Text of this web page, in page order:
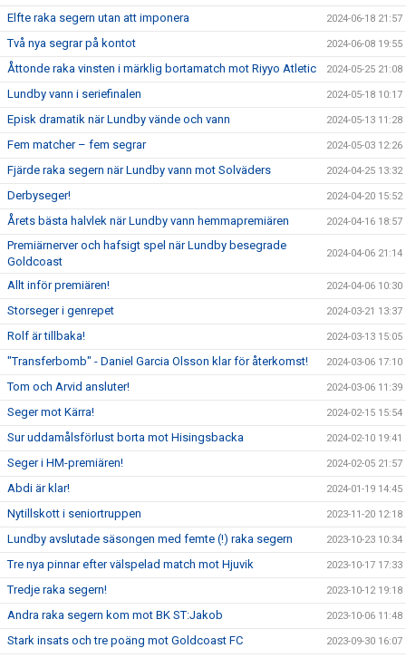
Elfte raka segern utan att imponera 2024-06-18 21:57
Två nya segrar på kontot 2024-06-08 19:55
Åttonde raka vinsten i märklig bortamatch mot Riyyo Atletic 2024-05-25 21:08
Lundby vann i seriefinalen 2024-05-18 10:17
Episk dramatik när Lundby vände och vann 2024-05-13 11:28
Fem matcher – fem segrar 2024-05-03 12:26
Fjärde raka segern när Lundby vann mot Solväders 2024-04-25 13:32
Derbyseger! 2024-04-20 15:52
Årets bästa halvlek när Lundby vann hemmapremiären 2024-04-16 18:57
Premiärnerver och hafsigt spel när Lundby besegrade
Goldcoast
2024-04-06 21:14
Allt inför premiären! 2024-04-06 10:30
Storseger i genrepet 2024-03-21 13:37
Rolf är tillbaka! 2024-03-13 15:05
"Transferbomb" - Daniel Garcia Olsson klar för återkomst! 2024-03-06 17:10
Tom och Arvid ansluter! 2024-03-06 11:39
Seger mot Kärra! 2024-02-15 15:54
Sur uddamålsförlust borta mot Hisingsbacka 2024-02-10 19:41
Seger i HM-premiären! 2024-02-05 21:57
Abdi är klar! 2024-01-19 14:45
Nytillskott i seniortruppen 2023-11-20 12:18
Lundby avslutade säsongen med femte (!) raka segern 2023-10-23 10:34
Tre nya pinnar efter välspelad match mot Hjuvik 2023-10-17 17:33
Tredje raka segern! 2023-10-12 19:18
Andra raka segern kom mot BK ST:Jakob 2023-10-06 11:48
Stark insats och tre poäng mot Goldcoast FC 2023-09-30 16:07